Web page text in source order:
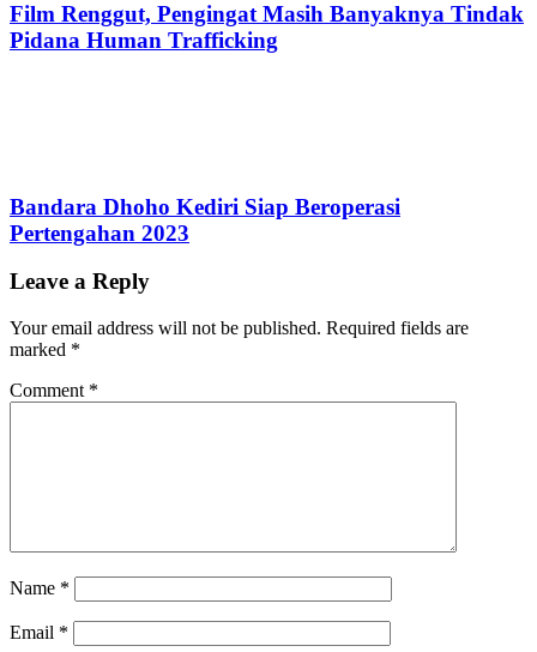
Film Renggut, Pengingat Masih Banyaknya Tindak
Pidana Human Trafficking
Bandara Dhoho Kediri Siap Beroperasi
Pertengahan 2023
Leave a Reply
Your email address will not be published. Required fields are
marked *
Comment *
Name *
Email *